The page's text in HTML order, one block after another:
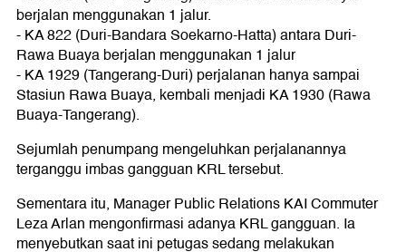
berjalan menggunakan 1 jalur.
- KA 822 (Duri-Bandara Soekarno-Hatta) antara Duri-
Rawa Buaya berjalan menggunakan 1 jalur
- KA 1929 (Tangerang-Duri) perjalanan hanya sampai
Stasiun Rawa Buaya, kembali menjadi KA 1930 (Rawa
Buaya-Tangerang).
Sejumlah penumpang mengeluhkan perjalanannya
terganggu imbas gangguan KRL tersebut.
Sementara itu, Manager Public Relations KAI Commuter
Leza Arlan mengonfirmasi adanya KRL gangguan. Ia
menyebutkan saat ini petugas sedang melakukan